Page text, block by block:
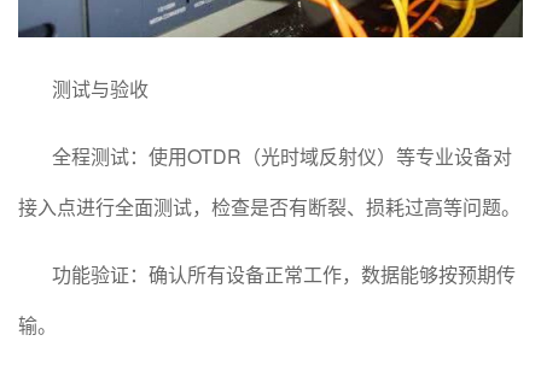
测试与验收
全程测试：使用OTDR（光时域反射仪）等专业设备对
接入点进行全面测试，检查是否有断裂、损耗过高等问题。
功能验证：确认所有设备正常工作，数据能够按预期传
输。